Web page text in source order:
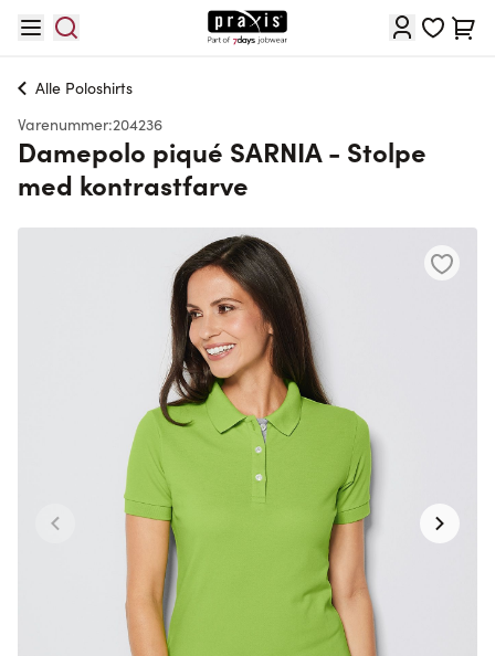
Cart
Alle Poloshirts
Varenummer:204236
Damepolo piqué SARNIA - Stolpe
med kontrastfarve